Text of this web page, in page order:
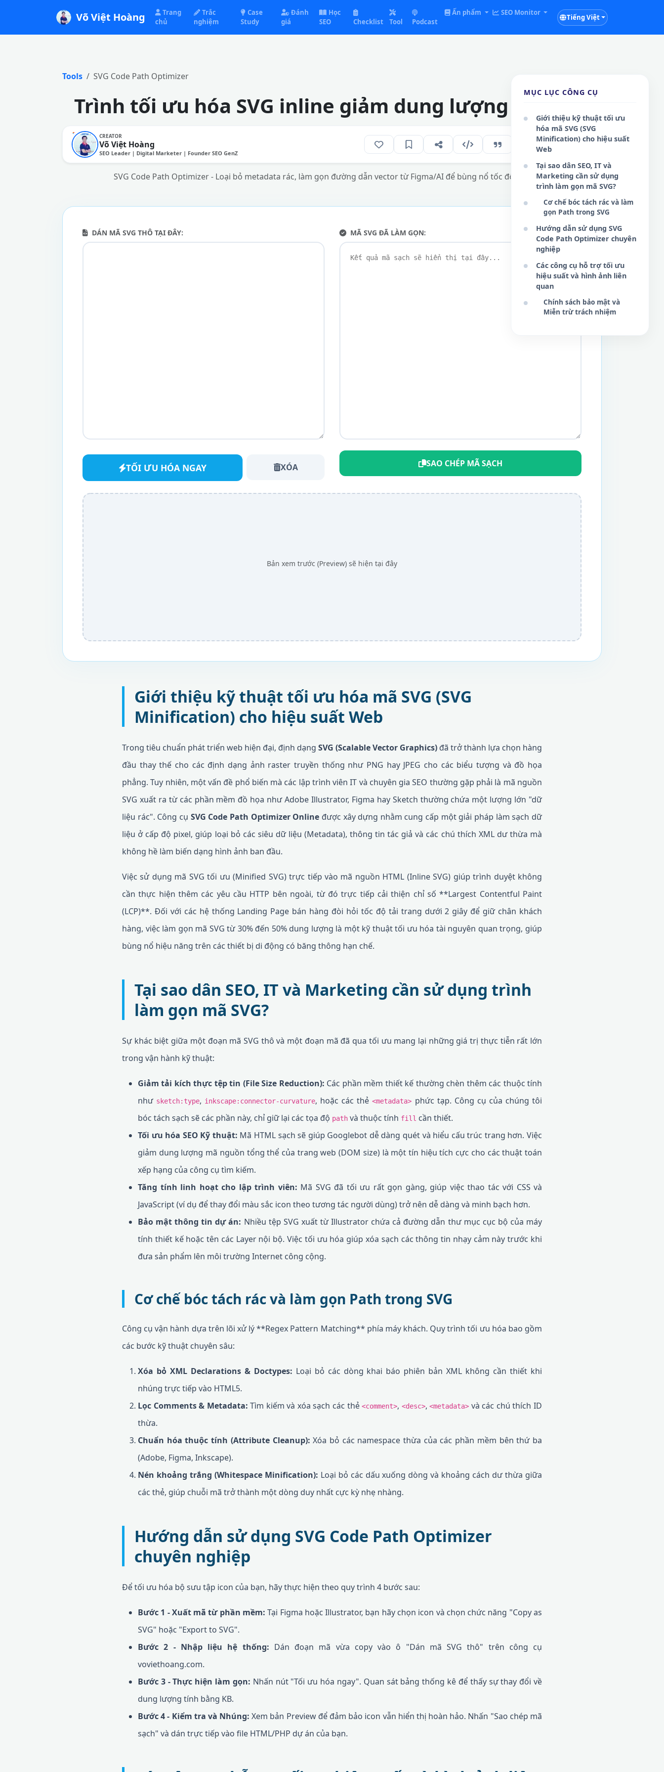
Võ Việt Hoàng
Trang
chủ
Trắc
nghiệm
Case
Study
Đánh
giá
Học
SEO
Checklist Tool Podcast
Ấn phẩm SEO Monitor
Tiếng Việt
Tools SVG Code Path Optimizer
Trình tối ưu hóa SVG inline giảm dung lượng website
CREATOR
Võ Việt Hoàng
SEO Leader | Digital Marketer | Founder SEO GenZ
198
SVG Code Path Optimizer - Loại bỏ metadata rác, làm gọn đường dẫn vector từ Figma/AI để bùng nổ tốc độ tải trang.
DÁN MÃ SVG THÔ TẠI ĐÂY:
TỐI ƯU HÓA NGAY XÓA
MÃ SVG ĐÃ LÀM GỌN:
SAO CHÉP MÃ SẠCH
Bản xem trước (Preview) sẽ hiện tại đây
Giới thiệu kỹ thuật tối ưu hóa mã SVG (SVG
Minification) cho hiệu suất Web
Trong tiêu chuẩn phát triển web hiện đại, định dạng SVG (Scalable Vector Graphics) đã trở thành lựa chọn hàng
đầu thay thế cho các định dạng ảnh raster truyền thống như PNG hay JPEG cho các biểu tượng và đồ họa
phẳng. Tuy nhiên, một vấn đề phổ biến mà các lập trình viên IT và chuyên gia SEO thường gặp phải là mã nguồn
SVG xuất ra từ các phần mềm đồ họa như Adobe Illustrator, Figma hay Sketch thường chứa một lượng lớn "dữ
liệu rác". Công cụ SVG Code Path Optimizer Online được xây dựng nhằm cung cấp một giải pháp làm sạch dữ
liệu ở cấp độ pixel, giúp loại bỏ các siêu dữ liệu (Metadata), thông tin tác giả và các chú thích XML dư thừa mà
không hề làm biến dạng hình ảnh ban đầu.
Việc sử dụng mã SVG tối ưu (Minified SVG) trực tiếp vào mã nguồn HTML (Inline SVG) giúp trình duyệt không
cần thực hiện thêm các yêu cầu HTTP bên ngoài, từ đó trực tiếp cải thiện chỉ số **Largest Contentful Paint
(LCP)**. Đối với các hệ thống Landing Page bán hàng đòi hỏi tốc độ tải trang dưới 2 giây để giữ chân khách
hàng, việc làm gọn mã SVG từ 30% đến 50% dung lượng là một kỹ thuật tối ưu hóa tài nguyên quan trọng, giúp
bùng nổ hiệu năng trên các thiết bị di động có băng thông hạn chế.
Tại sao dân SEO, IT và Marketing cần sử dụng trình
làm gọn mã SVG?
Sự khác biệt giữa một đoạn mã SVG thô và một đoạn mã đã qua tối ưu mang lại những giá trị thực tiễn rất lớn
trong vận hành kỹ thuật:
Giảm tải kích thực tệp tin (File Size Reduction): Các phần mềm thiết kế thường chèn thêm các thuộc tính
như sketch:type, inkscape:connector-curvature, hoặc các thẻ<metadata> phức tạp. Công cụ của chúng tôi
bóc tách sạch sẽ các phần này, chỉ giữ lại các tọa độ path và thuộc tính fill cần thiết.
Tối ưu hóa SEO Kỹ thuật: Mã HTML sạch sẽ giúp Googlebot dễ dàng quét và hiểu cấu trúc trang hơn. Việc
giảm dung lượng mã nguồn tổng thể của trang web (DOM size) là một tín hiệu tích cực cho các thuật toán
xếp hạng của công cụ tìm kiếm.
Tăng tính linh hoạt cho lập trình viên: Mã SVG đã tối ưu rất gọn gàng, giúp việc thao tác với CSS và
JavaScript (ví dụ để thay đổi màu sắc icon theo tương tác người dùng) trở nên dễ dàng và minh bạch hơn.
Bảo mật thông tin dự án: Nhiều tệp SVG xuất từ Illustrator chứa cả đường dẫn thư mục cục bộ của máy
tính thiết kế hoặc tên các Layer nội bộ. Việc tối ưu hóa giúp xóa sạch các thông tin nhạy cảm này trước khi
đưa sản phẩm lên môi trường Internet công cộng.
Cơ chế bóc tách rác và làm gọn Path trong SVG
Công cụ vận hành dựa trên lõi xử lý **Regex Pattern Matching** phía máy khách. Quy trình tối ưu hóa bao gồm
các bước kỹ thuật chuyên sâu:
Xóa bỏ XML Declarations & Doctypes: Loại bỏ các dòng khai báo phiên bản XML không cần thiết khi
nhúng trực tiếp vào HTML5.
Lọc Comments & Metadata: Tìm kiếm và xóa sạch các thẻ<comment>, <desc>,<metadata> và các chú thích ID
thừa.
Chuẩn hóa thuộc tính (Attribute Cleanup): Xóa bỏ các namespace thừa của các phần mềm bên thứ ba
(Adobe, Figma, Inkscape).
Nén khoảng trắng (Whitespace Minification): Loại bỏ các dấu xuống dòng và khoảng cách dư thừa giữa
các thẻ, giúp chuỗi mã trở thành một dòng duy nhất cực kỳ nhẹ nhàng.
Hướng dẫn sử dụng SVG Code Path Optimizer
chuyên nghiệp
Để tối ưu hóa bộ sưu tập icon của bạn, hãy thực hiện theo quy trình 4 bước sau:
Bước 1 - Xuất mã từ phần mềm: Tại Figma hoặc Illustrator, bạn hãy chọn icon và chọn chức năng "Copy as
SVG" hoặc "Export to SVG".
Bước 2 - Nhập liệu hệ thống: Dán đoạn mã vừa copy vào ô "Dán mã SVG thô" trên công cụ
voviethoang.com.
Bước 3 - Thực hiện làm gọn: Nhấn nút "Tối ưu hóa ngay". Quan sát bảng thống kê để thấy sự thay đổi về
dung lượng tính bằng KB.
Bước 4 - Kiểm tra và Nhúng: Xem bản Preview để đảm bảo icon vẫn hiển thị hoàn hảo. Nhấn "Sao chép mã
sạch" và dán trực tiếp vào file HTML/PHP dự án của bạn.
MỤC LỤC CÔNG CỤ
Giới thiệu kỹ thuật tối ưu
hóa mã SVG (SVG
Minification) cho hiệu suất
Web
Tại sao dân SEO, IT và
Marketing cần sử dụng
trình làm gọn mã SVG?
Cơ chế bóc tách rác và làm
gọn Path trong SVG
Hướng dẫn sử dụng SVG
Code Path Optimizer chuyên
nghiệp
Các công cụ hỗ trợ tối ưu
hiệu suất và hình ảnh liên
quan
Chính sách bảo mật và
Miễn trừ trách nhiệm